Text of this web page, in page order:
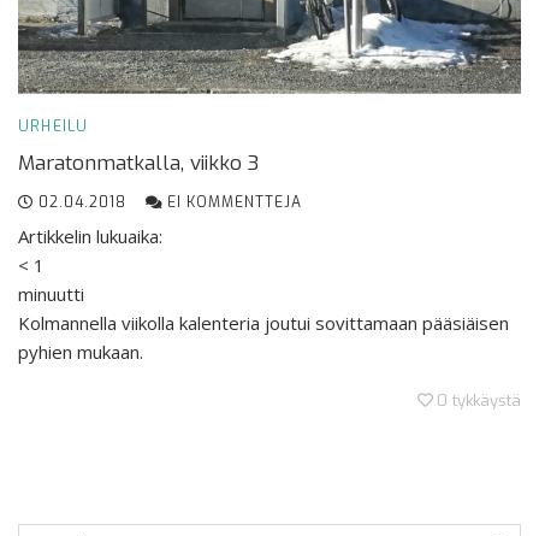
URHEILU
Maratonmatkalla, viikko 3
02.04.2018 EI KOMMENTTEJA
Artikkelin lukuaika:
< 1
minuutti
Kolmannella viikolla kalenteria joutui sovittamaan pääsiäisen
pyhien mukaan.
0 tykkäystä